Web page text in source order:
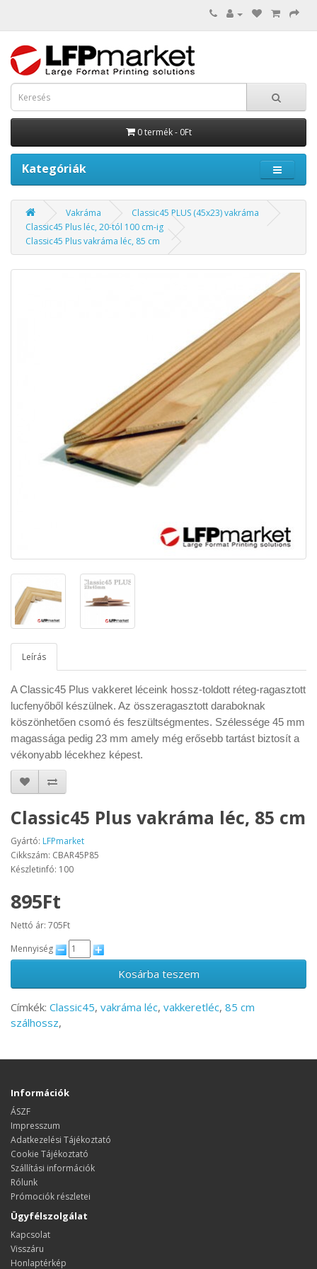
0 termék - 0Ft
Kategóriák
Vakráma
Classic45 PLUS (45x23) vakráma
Classic45 Plus léc, 20-tól 100 cm-ig
Classic45 Plus vakráma léc, 85 cm
Leírás
A Classic45 Plus vakkeret léceink hossz-toldott réteg-ragasztott
lucfenyőből készülnek. Az összeragasztott daraboknak
köszönhetően csomó és feszültségmentes. Szélessége 45 mm
magassága pedig 23 mm amely még erősebb tartást biztosít a
vékonyabb lécekhez képest.
Classic45 Plus vakráma léc, 85 cm
Gyártó: LFPmarket
Cikkszám: CBAR45P85
Készletinfó: 100
895Ft
Nettó ár: 705Ft
Mennyiség
Kosárba teszem
Címkék: Classic45, vakráma léc, vakkeretléc, 85 cm
szálhossz,
Információk
ÁSZF
Impresszum
Adatkezelési Tájékoztató
Cookie Tájékoztató
Szállítási információk
Rólunk
Prómociók részletei
Ügyfélszolgálat
Kapcsolat
Visszáru
Honlaptérkép